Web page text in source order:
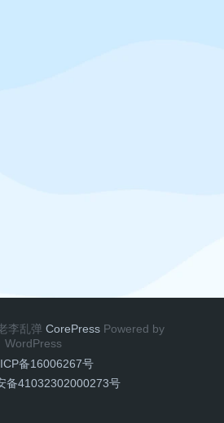
李乱弹 CorePress Powered by
WordPress
备16006267号
备41032302000273号